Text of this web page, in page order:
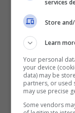
situazione
Per poter
che
mutuo o un
gravi, di un
differenti
services
Store
Learn
Your personal
your device
data) may be
partners, or used
may use precise
Some vendors